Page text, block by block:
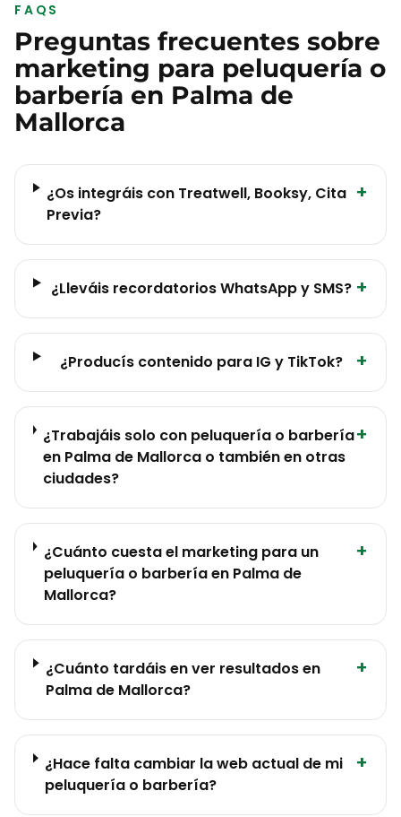
FAQS
Preguntas frecuentes sobre
marketing para peluquería o
barbería en Palma de
Mallorca
¿Os integráis con Treatwell, Booksy, Cita
Previa?
+
¿Lleváis recordatorios WhatsApp y SMS? +
¿Producís contenido para IG y TikTok? +
¿Trabajáis solo con peluquería o barbería
en Palma de Mallorca o también en otras
ciudades?
+
¿Cuánto cuesta el marketing para un
peluquería o barbería en Palma de
Mallorca?
+
¿Cuánto tardáis en ver resultados en
Palma de Mallorca?
+
¿Hace falta cambiar la web actual de mi
peluquería o barbería?
+